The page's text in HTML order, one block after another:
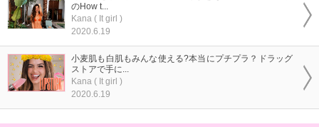
のHow t...
Kana ( It girl )
2020.6.19
小麦肌も白肌もみんな使える?本当にプチプラ？ドラッグ
ストアで手に...
Kana ( It girl )
2020.6.19